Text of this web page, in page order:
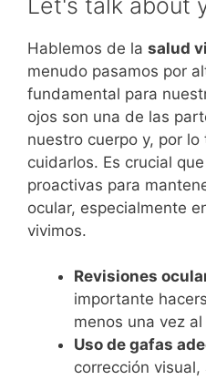
Hablemos de la salud
menudo pasamos por
fundamental para
ojos son una de las
nuestro cuerpo y, por
cuidarlos. Es crucial
proactivas para
ocular, especialmente
vivimos.
Revisiones
importante
menos una vez al
Uso de gafas
corrección